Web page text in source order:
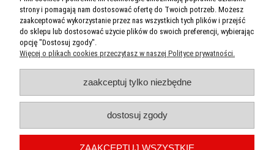
Pon-Pt: 10:00 - 18:00
Sobota 10:00 - 14:00
Kontakt
SL Computer
ul. M.C.Skłodowskiej 18/20
10-900 Olsztyn
Sklep komputerowy Olsztyn SL Computer | Marii Curie-Skłodowskiej 18/20, 10-109
slc@slc.com.pl| Telefon:601591121
REGON:510423830
strony i pomagają nam dostosować ofertę do Twoich potrzeb. Możesz
zaakceptować wykorzystanie przez nas wszystkich tych plików i przejść
do sklepu lub dostosować użycie plików do swoich preferencji, wybierając
opcję "Dostosuj zgody".
Więcej o plikach cookies przeczytasz w naszej Polityce prywatności.
zaakceptuj tylko niezbędne
dostosuj zgody
ZAAKCEPTUJ WSZYSTKIE